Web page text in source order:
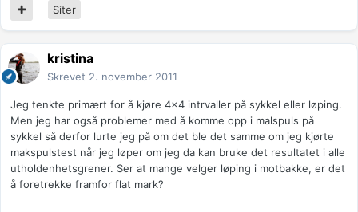
Siter
kristina
Skrevet 2. november 2011
Jeg tenkte primært for å kjøre 4x4 intrvaller på sykkel eller løping.
Men jeg har også problemer med å komme opp i malspuls på
sykkel så derfor lurte jeg på om det ble det samme om jeg kjørte
makspulstest når jeg løper om jeg da kan bruke det resultatet i alle
utholdenhetsgrener. Ser at mange velger løping i motbakke, er det
å foretrekke framfor flat mark?